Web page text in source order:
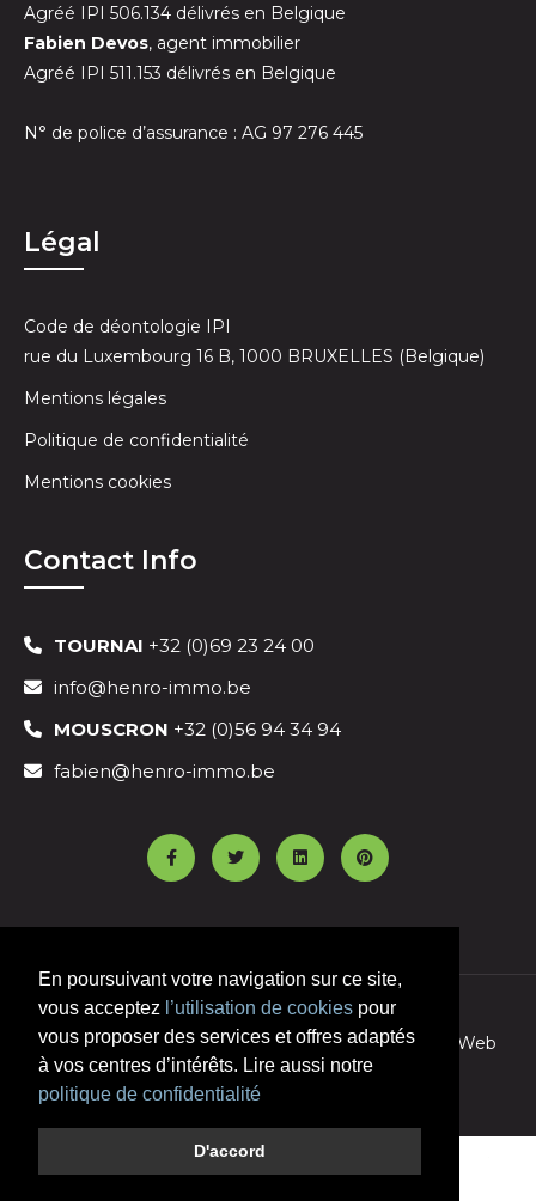
En poursuivant votre navigation sur ce site,
vous acceptez l’utilisation de cookies pour
vous proposer des services et offres adaptés
à vos centres d’intérêts. Lire aussi notre
politique de confidentialité
D'accord
Agréé IPI 506.134 délivrés en Belgique
Fabien Devos, agent immobilier
Agréé IPI 511.153 délivrés en Belgique
N° de police d’assurance : AG 97 276 445
Légal
Code de déontologie IPI
rue du Luxembourg 16 B, 1000 BRUXELLES (Belgique)
Mentions légales
Politique de confidentialité
Mentions cookies
Contact Info
TOURNAI +32 (0)69 23 24 00
info@henro-immo.be
MOUSCRON +32 (0)56 94 34 94
fabien@henro-immo.be
© 2026 Henro Immobilier,Création de site Remix Web